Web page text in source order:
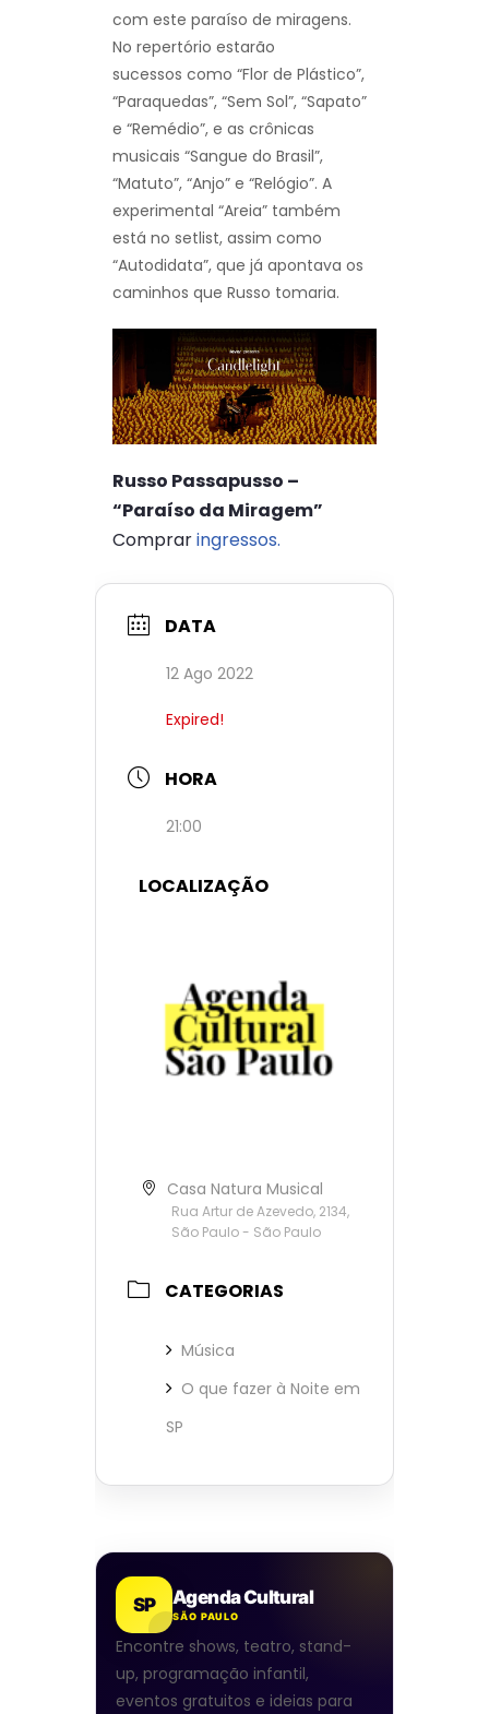
com este paraíso de miragens.
No repertório estarão
sucessos como “Flor de Plástico”,
“Paraquedas”, “Sem Sol”, “Sapato”
e “Remédio”, e as crônicas
musicais “Sangue do Brasil”,
“Matuto”, “Anjo” e “Relógio”. A
experimental “Areia” também
está no setlist, assim como
“Autodidata”, que já apontava os
caminhos que Russo tomaria.
Russo Passapusso –
“Paraíso da Miragem”
Compraringressos.
DATA
12 Ago 2022
Expired!
HORA
21:00
LOCALIZAÇÃO
Casa Natura Musical
Rua Artur de Azevedo, 2134,
São Paulo - São Paulo
CATEGORIAS
Música
O que fazer à Noite em
SP
SP Agenda Cultural
SÃO PAULO
Encontre shows, teatro, stand-
up, programação infantil,
eventos gratuitos e ideias para